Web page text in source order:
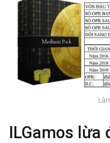
ILGamos lừa